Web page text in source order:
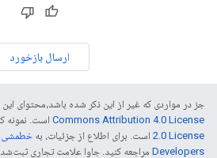
ارسال بازخورد
جز در مواردی که غیر از این ذکر شده باشد،‌محتوای
Commons Attribution 4.0 License است. نمونه
2.0 License است. برای اطلاع از جزئیات، به
Developers‏